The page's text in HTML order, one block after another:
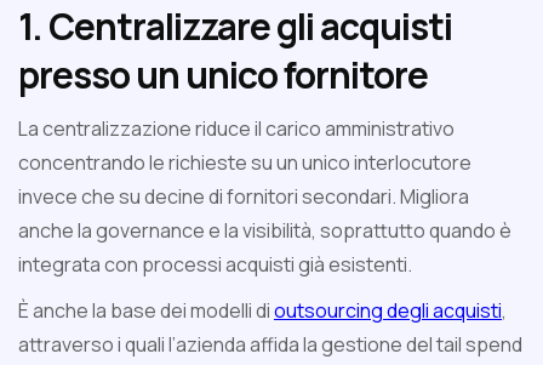
1. Centralizzare gli acquisti
presso un unico fornitore
La centralizzazione riduce il carico amministrativo
concentrando le richieste su un unico interlocutore
invece che su decine di fornitori secondari. Migliora
anche la governance e la visibilità, soprattutto quando è
integrata con processi acquisti già esistenti.
È anche la base dei modelli dioutsourcing degli acquisti,
attraverso i quali l’azienda affida la gestione del tail spend